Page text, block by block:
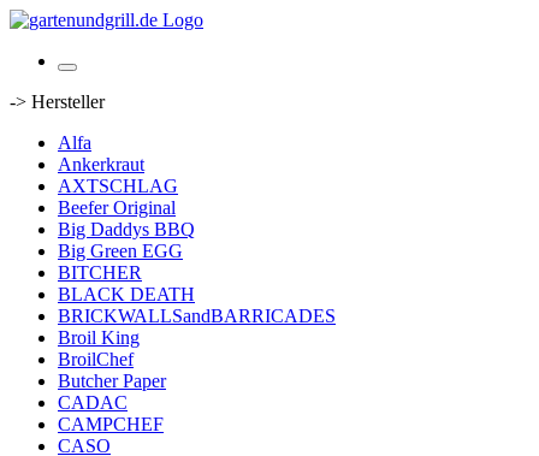
-> Hersteller
Alfa
Ankerkraut
AXTSCHLAG
Beefer Original
Big Daddys BBQ
Big Green EGG
BITCHER
BLACK DEATH
BRICKWALLSandBARRICADES
Broil King
BroilChef
Butcher Paper
CADAC
CAMPCHEF
CASO